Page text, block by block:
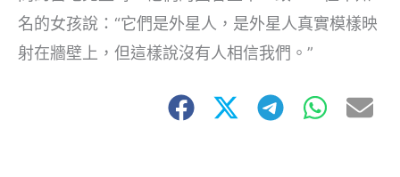
名的女孩說：“它們是外星人，是外星人真實模樣映
射在牆壁上，但這樣說沒有人相信我們。”